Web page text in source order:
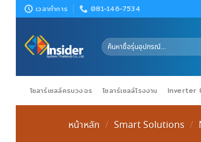
Skip
to
เวลาทำการ 081-146-7534
ค้นหา:
โซลาร์เซลล์ครบวงจร โซลาร์เซลล์โรงงาน Inverter
หน้าหลัก / Smart Solutions /